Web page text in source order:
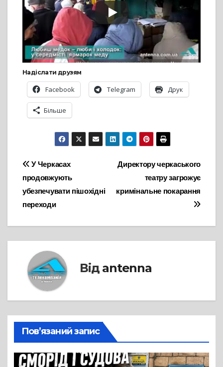
Надіслати друзям
Facebook Telegram Друк
Більше
Навігація
записів
Директору черкаського
театру загрожує
кримінальне покарання
У Черкасах
продовжують
убезпечувати пішохідні
переходи
Від antenna
Пов’язаний запис